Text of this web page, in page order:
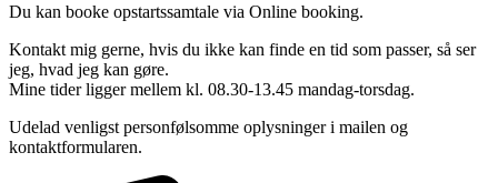
Du kan booke opstartssamtale via Online booking.
Kontakt mig gerne, hvis du ikke kan finde en tid som passer, så ser
jeg, hvad jeg kan gøre.
Mine tider ligger mellem kl. 08.30-13.45 mandag-torsdag.
Udelad venligst personfølsomme oplysninger i mailen og
kontaktformularen.